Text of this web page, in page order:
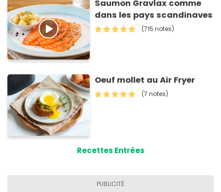
Saumon Gravlax comme
dans les pays scandinaves
(715 notes)
Oeuf mollet au Air Fryer
(7 notes)
Recettes Entrées